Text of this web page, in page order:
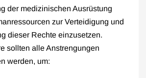
der medizinischen Ausrüstung
zur Verteidigung und
dieser Rechte einzusetzen.
sollten alle Anstrengungen
werden, um: